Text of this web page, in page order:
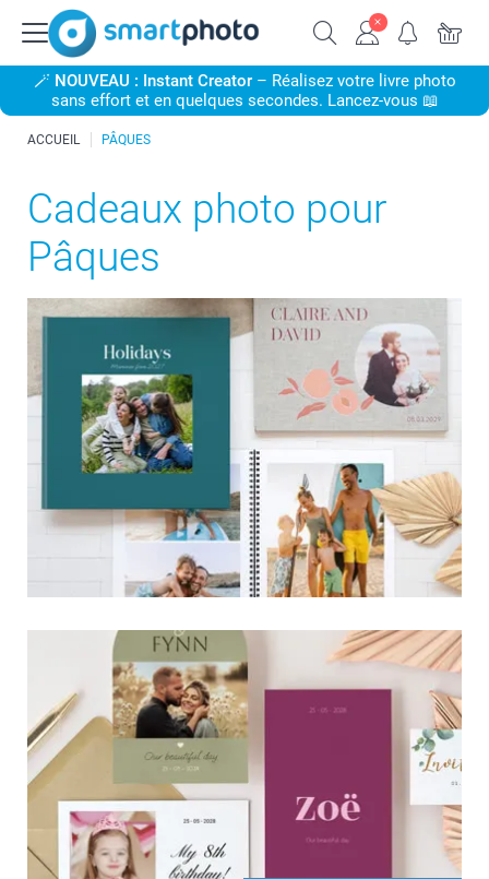
🪄 NOUVEAU : Instant Creator– Réalisez votre livre photo
sans effort et en quelques secondes. Lancez-vous 📖
ACCUEIL PÂQUES
Cadeaux photo pour
Pâques